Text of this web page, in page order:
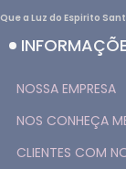
Que a Luz do Espirito
NOSSA EMPRESA
NOS CONHEÇA
CLIENTES COM